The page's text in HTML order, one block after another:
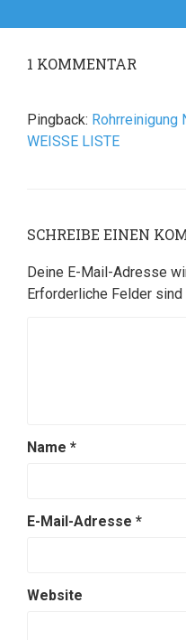
1 KOMMENTAR
Pingback: Rohrreinigung
WEISSE LISTE
SCHREIBE EINEN
Deine E-Mail-Adresse
Erforderliche Felder sind
Name *
E-Mail-Adresse *
Website